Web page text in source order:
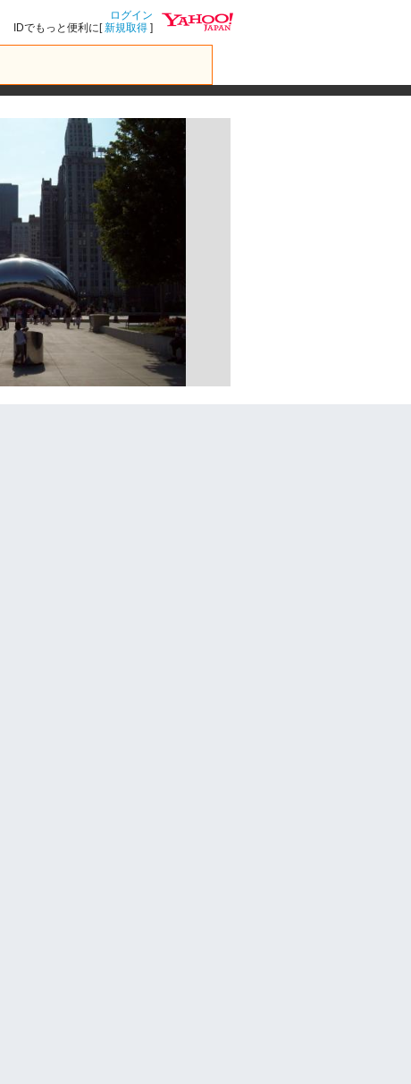
ログイン
IDでもっと便利に[新規取得 ]